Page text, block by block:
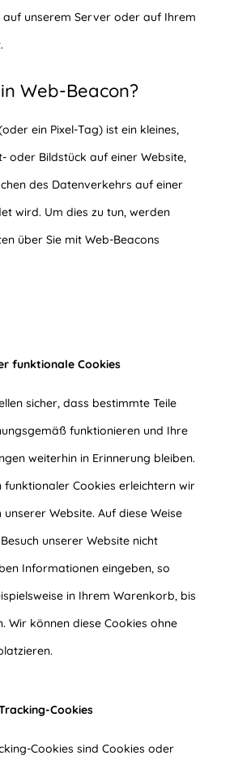
auf unserem Server oder auf Ihrem
Web-Beacon?
ein Pixel-Tag) ist ein kleines,
oder Bildstück auf einer Website,
des Datenverkehrs auf einer
wird. Um dies zu tun, werden
über Sie mit Web-Beacons
funktionale Cookies
sicher, dass bestimmte Teile
funktionieren und Ihre
weiterhin in Erinnerung bleiben.
funktionaler Cookies erleichtern wir
unserer Website. Auf diese Weise
unserer Website nicht
Informationen eingeben, so
in Ihrem Warenkorb, bis
Wir können diese Cookies ohne
Cookies
Cookies sind Cookies oder